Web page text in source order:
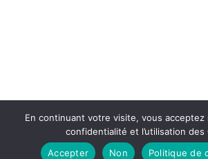
En continuant votre visite, vous
confidentialité et l’utilisation des
Accepter
Non Politique de